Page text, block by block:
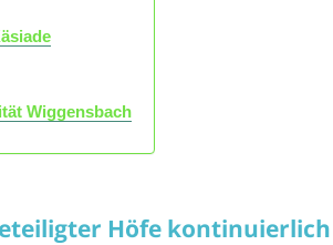
Wiggensbach
Höfe kontinuierlich